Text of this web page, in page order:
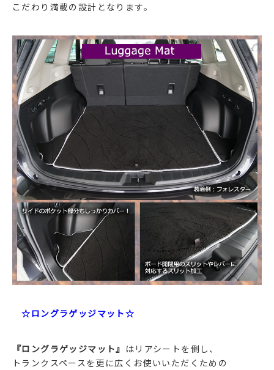
こだわり満載の設計となります。
☆ロングラゲッジマット☆
『ロングラゲッジマット』 はリアシートを倒し、
トランクスペースを更に広くお使いいただくための